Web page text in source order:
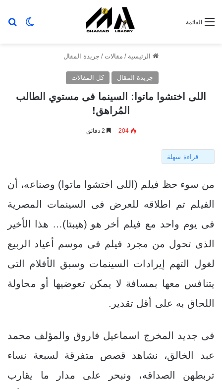
الوضع القائمة
الرئيسية / مقالات / جريدة المقال
جريدة المقال كل المقالات
اللى اختشوا ماتوا: السينما فى مستوي الطالب
المُراهق!
204
قراءة سهلة
من سوء حظ فيلم (اللى اختشوا ماتوا) وصناعه، أن
الفيلم تم اطلاقه للعرض فى السينمات المصرية
فى يوم واحد مع فيلم أخر هو (هيبتا)… هذا الأخير
الذى تحول من مجرد فيلم فى موسم أعياد الربيع
لغول التهم إيرادات السينمات وسبق الأفلام التى
يتنافس معها بمسافة لا يمكن تعوضيها أو محاولة
اللحاق به على أقل تقدير.
فى جديد المخرج اسماعيل فاروق والمؤلف محمد
عبد الخالق، نشاهد قصص متفرقة لسبعة نساء
تربطهن الصداقه، ونبحر على مدار ما يقارب